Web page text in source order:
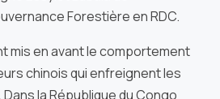
Forestière en RDC.
mis en avant le comportement
chinois qui enfreignent les
la République du Congo